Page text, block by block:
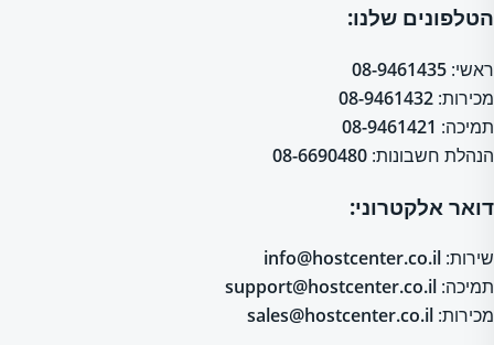
הטלפונים שלנו:
ראשי: 08-9461435
מכירות: 08-9461432
תמיכה: 08-9461421
הנהלת חשבונות: 08-6690480
דואר אלקטרוני:
שירות: info@hostcenter.co.il
תמיכה: support@hostcenter.co.il
מכירות: sales@hostcenter.co.il